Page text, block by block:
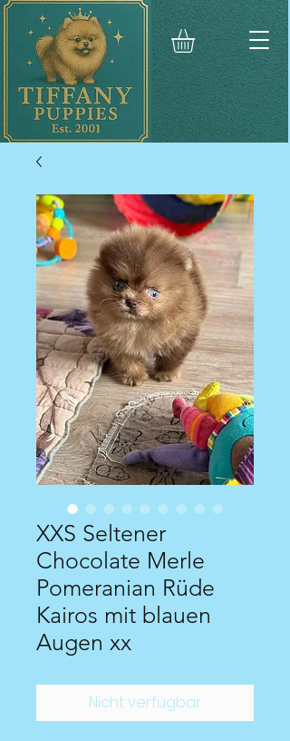
XXS Seltener
Chocolate Merle
Pomeranian Rüde
Kairos mit blauen
Augen xx
Nicht verfügbar